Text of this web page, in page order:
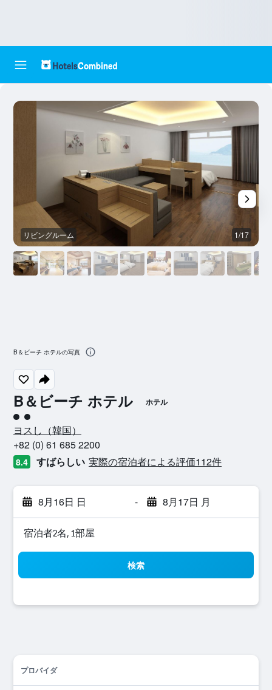
B＆ビーチ ホテル ホテル
2​クラス評価
ヨスし​（韓国​）​
+82 (0) 61 685 2200
8.4 すばらしい 実際の宿泊者による評価112​件
8月16日 日 - 8月17日 月
宿泊者2名, 1​部屋
検索
プロバイダ
リビングルーム 1/17
B＆ビーチ ホテルの写真